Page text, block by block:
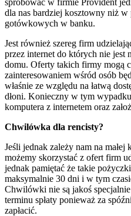
dla nas bardziej kosztowny niż
gotówkowych w banku.
Jest również szereg firm
przez internet do których nie jest
domu. Oferty takich firmy mogą
zainteresowaniem wśród osób
właśnie ze względu na łatwą
dłoni. Konieczny w tym
komputera z internetem oraz
Chwilówka dla rencisty?
Jeśli jednak zależy nam na
możemy skorzystać z ofert firm
jednak pamiętać że takie
maksymalnie 30 dni i w tym
Chwilówki nie są jakoś
terminu spłaty ponieważ za
zapłacić.